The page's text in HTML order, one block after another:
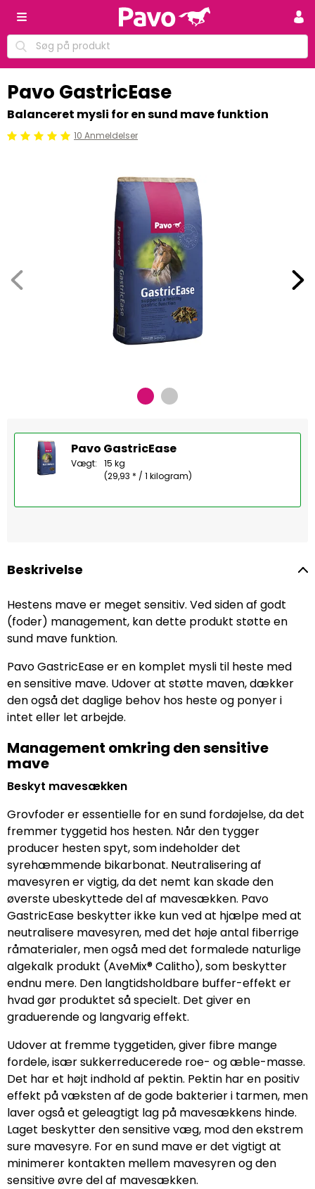
Pavo GastricEase
Balanceret mysli for en sund mave funktion
Beoordeling: 5/5 10 Anmeldelser
Pavo GastricEase
Vægt:
15 kg
(29,93 * / 1 kilogram)
Beskrivelse
Hestens mave er meget sensitiv. Ved siden af godt
(foder) management, kan dette produkt støtte en
sund mave funktion.
Pavo GastricEase er en komplet mysli til heste med
en sensitive mave. Udover at støtte maven, dækker
den også det daglige behov hos heste og ponyer i
intet eller let arbejde.
Management omkring den sensitive
mave
Beskyt mavesækken
Grovfoder er essentielle for en sund fordøjelse, da det
fremmer tyggetid hos hesten. Når den tygger
producer hesten spyt, som indeholder det
syrehæmmende bikarbonat. Neutralisering af
mavesyren er vigtig, da det nemt kan skade den
øverste ubeskyttede del af mavesækken. Pavo
GastricEase beskytter ikke kun ved at hjælpe med at
neutralisere mavesyren, med det høje antal fiberrige
råmaterialer, men også med det formalede naturlige
algekalk produkt (AveMix® Calitho), som beskytter
endnu mere. Den langtidsholdbare buffer-effekt er
hvad gør produktet så specielt. Det giver en
graduerende og langvarig effekt.
Udover at fremme tyggetiden, giver fibre mange
fordele, især sukkerreducerede roe- og æble-masse.
Det har et højt indhold af pektin. Pektin har en positiv
effekt på væksten af de gode bakterier i tarmen, men
laver også et geleagtigt lag på mavesækkens hinde.
Laget beskytter den sensitive væg, mod den ekstrem
sure mavesyre. For en sund mave er det vigtigt at
minimerer kontakten mellem mavesyren og den
sensitive øvre del af mavesækken.